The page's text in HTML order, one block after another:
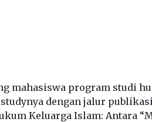
mahasiswa program studi
dengan jalur
Keluarga Islam: Antara